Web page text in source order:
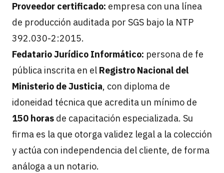
Proveedor certificado: empresa con una línea
de producción auditada por SGS bajo la NTP
392.030-2:2015.
Fedatario Jurídico Informático: persona de fe
pública inscrita en el Registro Nacional del
Ministerio de Justicia, con diploma de
idoneidad técnica que acredita un mínimo de
150 horas de capacitación especializada. Su
firma es la que otorga validez legal a la colección
y actúa con independencia del cliente, de forma
análoga a un notario.